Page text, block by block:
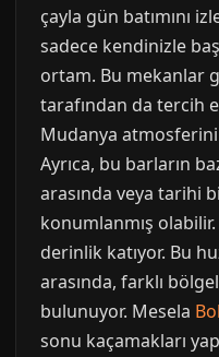
çayla gün batımını
sadece kendinizle
ortam. Bu mekanlar
tarafından da tercih
Mudanya atmosferini
Ayrıca, bu barların
arasında veya tarihi
konumlanmış
derinlik katıyor. Bu
arasında, farklı
bulunuyor. Mesela
sonu kaçamakları